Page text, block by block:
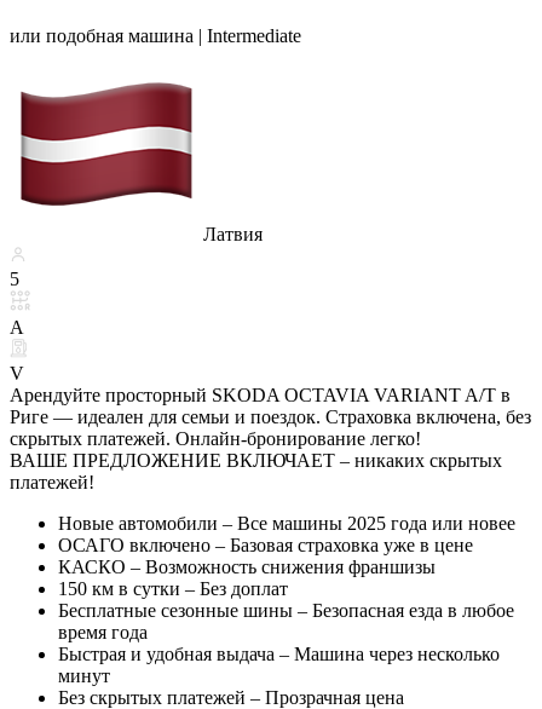
или подобная машина | Intermediate
Латвия
5
A
V
Арендуйте просторный SKODA OCTAVIA VARIANT A/T в
Риге — идеален для семьи и поездок. Страховка включена, без
скрытых платежей. Онлайн-бронирование легко!
ВАШЕ ПРЕДЛОЖЕНИЕ ВКЛЮЧАЕТ – никаких скрытых
платежей!
Новые автомобили – Все машины 2025 года или новее
ОСАГО включено – Базовая страховка уже в цене
КАСКО – Возможность снижения франшизы
150 км в сутки – Без доплат
Бесплатные сезонные шины – Безопасная езда в любое
время года
Быстрая и удобная выдача – Машина через несколько
минут
Без скрытых платежей – Прозрачная цена